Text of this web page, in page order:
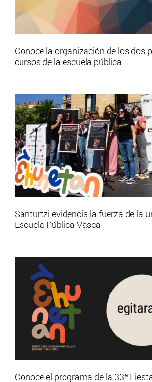
Conoce la organización de los dos
cursos de la escuela pública
Santurtzi evidencia la fuerza de la
Escuela Pública Vasca
Conoce el programa de la 33ª